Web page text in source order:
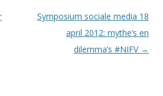
Symposium sociale media 18
april 2012: mythe’s en
dilemma’s #NIFV →